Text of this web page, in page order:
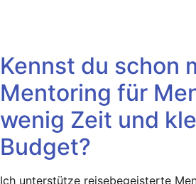
Kennst du schon
Mentoring für
wenig Zeit und
Budget?
Ich unterstütze reisebegeisterte